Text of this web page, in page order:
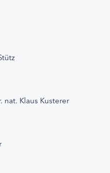
nat. Klaus Kusterer